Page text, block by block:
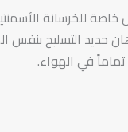
للخرسانة
حديد التسليح بنفس
في الهواء.